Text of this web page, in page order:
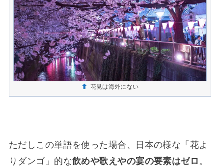
花見は海外にない
ただしこの単語を使った場合、日本の様な「花よ
りダンゴ」的な飲めや歌えやの宴の要素はゼロ。